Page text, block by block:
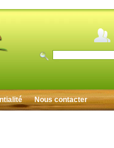
Nous contacter